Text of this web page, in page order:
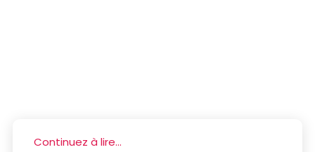
Continuez à lire...